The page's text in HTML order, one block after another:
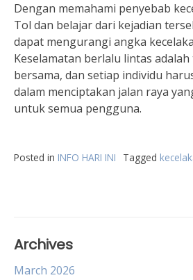
Dengan memahami penyebab
Tol dan belajar dari kejadian
dapat mengurangi angka
Keselamatan berlalu lintas
bersama, dan setiap individu
dalam menciptakan jalan raya
untuk semua pengguna.
Posted in INFO HARI INI Tagged
Archives
March 2026